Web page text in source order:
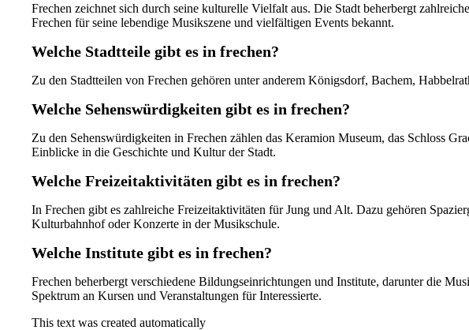
Frechen zeichnet sich durch seine kulturelle Vielfalt aus. Die Stadt beherbergt
Frechen für seine lebendige Musikszene und vielfältigen Events bekannt.
Welche Stadtteile gibt es in frechen?
Zu den Stadtteilen von Frechen gehören unter anderem Königsdorf, Bachem,
Welche Sehenswürdigkeiten gibt es in frechen?
Zu den Sehenswürdigkeiten in Frechen zählen das Keramion Museum, das Schloss
Einblicke in die Geschichte und Kultur der Stadt.
Welche Freizeitaktivitäten gibt es in frechen?
In Frechen gibt es zahlreiche Freizeitaktivitäten für Jung und Alt. Dazu gehören
Kulturbahnhof oder Konzerte in der Musikschule.
Welche Institute gibt es in frechen?
Frechen beherbergt verschiedene Bildungseinrichtungen und Institute, darunter die
Spektrum an Kursen und Veranstaltungen für Interessierte.
This text was created automatically